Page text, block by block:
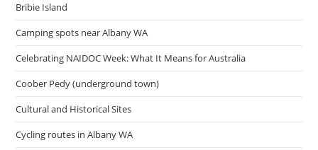
Bribie Island
Camping spots near Albany WA
Celebrating NAIDOC Week: What It Means for Australia
Coober Pedy (underground town)
Cultural and Historical Sites
Cycling routes in Albany WA